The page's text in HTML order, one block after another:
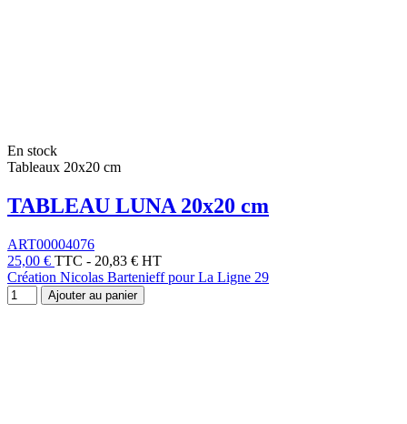
En stock
Tableaux 20x20 cm
TABLEAU LUNA 20x20 cm
ART00004076
25,00 € TTC - 20,83 € HT
Création Nicolas Bartenieff pour La Ligne 29
Ajouter au panier